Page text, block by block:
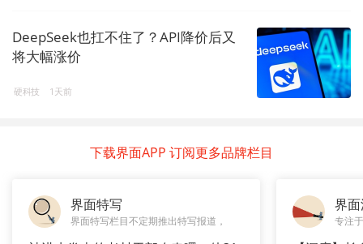
DeepSeek也扛不住了？API降价后又
将大幅涨价
硬科技 1天前
下载界面APP 订阅更多品牌栏目
界面特写
界面特写栏目不定期推出特写报道，
界
专注